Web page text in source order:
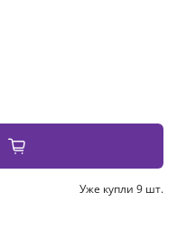
Уже купли 9 шт.